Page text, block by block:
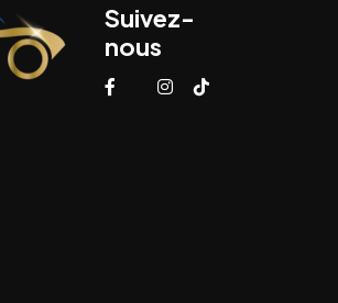
Suivez-
nous